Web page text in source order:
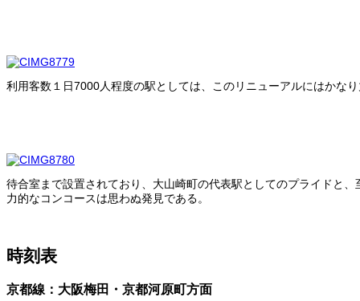
利用客数１日7000人程度の駅としては、このリニューアルにはかな
待合室まで設置されており、大山崎町の代表駅としてのプライドと
力的なコンコースは思わぬ発見である。
時刻表
京都線：大阪梅田・京都河原町方面